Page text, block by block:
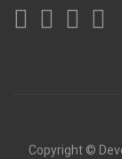
Copyright ©